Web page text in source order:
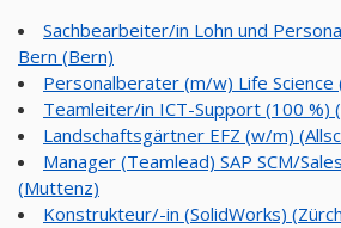
Sachbearbeiter/in Lohn und
Bern (Bern)
Personalberater (m/w) Life Science
Teamleiter/in ICT-Support (100 %)
Landschaftsgärtner EFZ (w/m)
Manager (Teamlead) SAP SCM/
(Muttenz)
Konstrukteur/-in (SolidWorks)